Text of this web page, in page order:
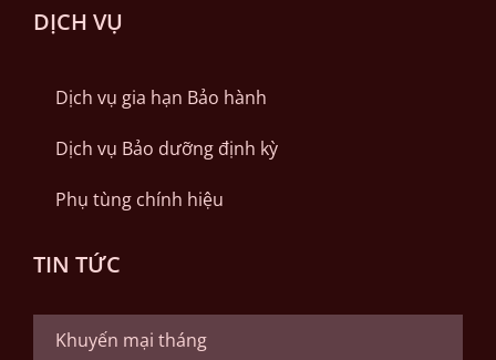
DỊCH VỤ
Dịch vụ gia hạn Bảo hành
Dịch vụ Bảo dưỡng định kỳ
Phụ tùng chính hiệu
TIN TỨC
Khuyến mại tháng